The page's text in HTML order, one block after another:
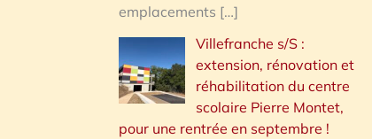
emplacements […]
Villefranche s/S :
extension, rénovation et
réhabilitation du centre
scolaire Pierre Montet,
pour une rentrée en septembre !